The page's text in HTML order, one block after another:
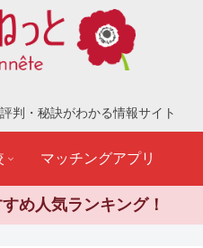
判・秘訣がわかる情報サイト
マッチングアプリ
め人気ランキング！